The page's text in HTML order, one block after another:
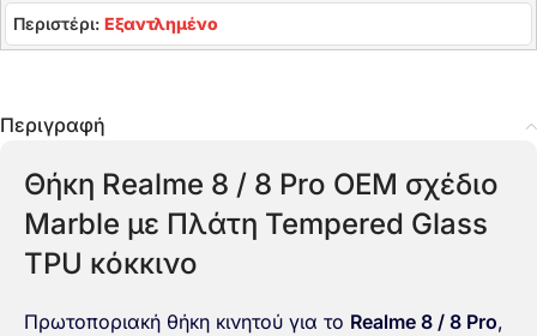
Περιστέρι: Εξαντλημένο
Περιγραφή
Θήκη Realme 8 / 8 Pro OEM σχέδιο
Marble με Πλάτη Tempered Glass
TPU κόκκινο
Πρωτοποριακή θήκη κινητού για το Realme 8 / 8 Pro,